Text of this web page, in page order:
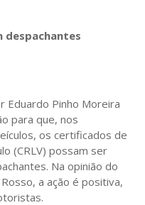
despachantes
Eduardo Pinho Moreira
para que, nos
os certificados de
(CRLV) possam ser
Na opinião do
a ação é positiva,